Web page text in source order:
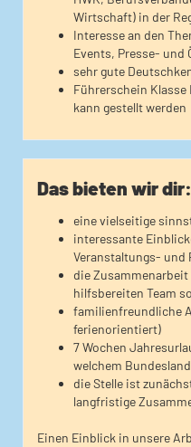
Wirtschaft) in der
Interesse an den
Events, Presse-
sehr gute
Führerschein Klasse
kann gestellt werden
Das bieten wir dir:
eine vielseitige
interessante
Veranstaltungs- und
die
hilfsbereiten Team
familienfreundliche
ferienorientiert)
7 Wochen
welchem
die Stelle ist
langfristige
Einen Einblick in unsere